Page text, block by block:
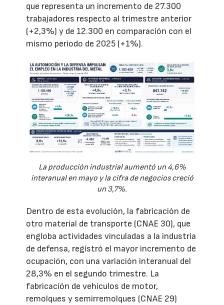
que representa un incremento de 27.300
trabajadores respecto al trimestre anterior
(+2,3%) y de 12.300 en comparación con el
mismo periodo de 2025 (+1%).
La producción industrial aumentó un 4,6%
interanual en mayo y la cifra de negocios creció
un 3,7%.
Dentro de esta evolución, la fabricación de
otro material de transporte (CNAE 30), que
engloba actividades vinculadas a la industria
de defensa, registró el mayor incremento de
ocupación, con una variación interanual del
28,3% en el segundo trimestre. La
fabricación de vehículos de motor,
remolques y semirremolques (CNAE 29)